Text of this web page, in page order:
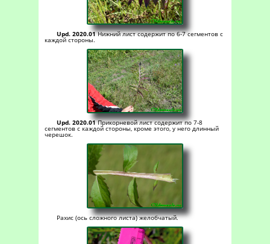
Upd. 2020.01Нижний лист содержит по 6-7 сегментов с
каждой стороны.
Upd. 2020.01Прикорневой лист содержит по 7-8
сегментов с каждой стороны, кроме этого, у него длинный
черешок.
Рахис (ось сложного листа) желобчатый.